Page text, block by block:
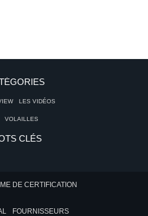
LES VIDÉOS
VOLAILLES
CLÉS
DE CERTIFICATION
FOURNISSEURS